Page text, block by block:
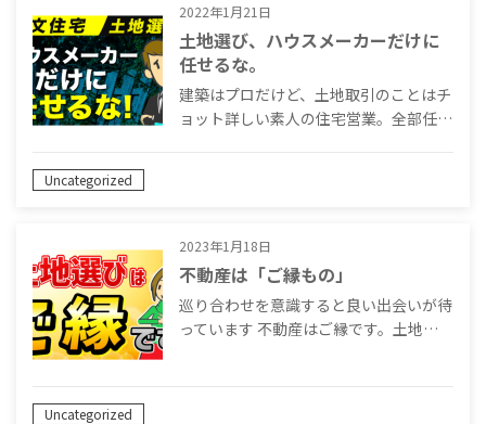
2022年1月21日
土地選び、ハウスメーカーだけに
任せるな。
建築はプロだけど、土地取引のことはチ
ョット詳しい素人の住宅営業。全部任…
Uncategorized
2023年1月18日
不動産は「ご縁もの」
巡り合わせを意識すると良い出会いが待
っています 不動産はご縁です。土地…
Uncategorized